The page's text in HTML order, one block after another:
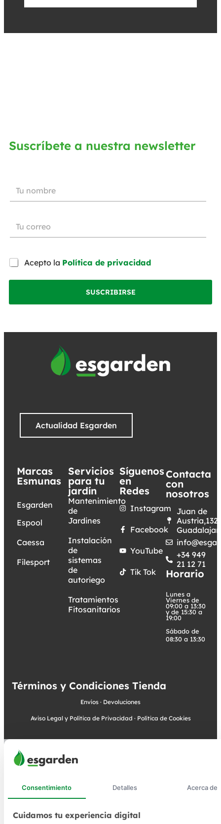
Suscríbete a nuestra newsletter
Acepto la Política de privacidad
SUSCRIBIRSE
Actualidad Esgarden
Marcas
Esmunas
Esgarden
Espool
Caessa
Filesport
Servicios
para tu
jardín
Mantenimiento
de
Jardines
Instalación
de
sistemas
de
autoriego
Tratamientos
Fitosanitarios
Síguenos
en
Redes
Instagram
Facebook
YouTube
Tik Tok
Contacta
con
nosotros
Juan de
Austria,132.
+34 949
21 12 71
Horario
Lunes a
Viernes de
09:00 a 13:30
y de 15:30 a
19:00
Sábado de
08:30 a 13:30
Términos y Condiciones Tienda
Envíos · Devoluciones
Aviso Legal y Política de Privacidad · Política de Cookies
Consentimiento Detalles Acerca de
Cuidamos tu experiencia digital